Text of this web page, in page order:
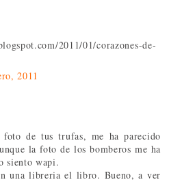
2011/01/corazones-de-
2011
foto de tus trufas, me ha parecido
la foto de los bomberos me ha
siento wapi.
una libreria el libro. Bueno, a ver